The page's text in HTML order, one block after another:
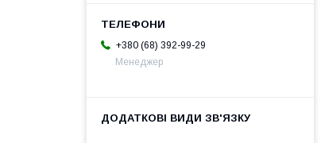
+380 (68) 392-99-29
Менеджер